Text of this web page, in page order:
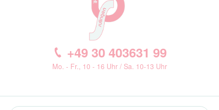
+49 30 403631 99
Mo. - Fr., 10 - 16 Uhr / Sa. 10-13 Uhr